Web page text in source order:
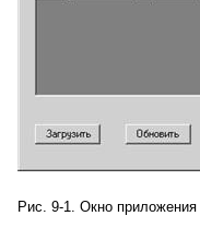
Рис. 9-1. Окно приложения